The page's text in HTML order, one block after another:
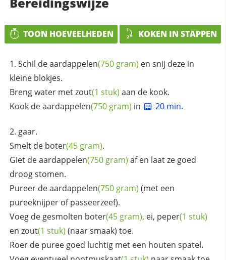
TOON HOEVEELHEDEN KOKEN IN STAPPEN
Schil deaardappelen(750 gram) en snij deze in
kleine blokjes.
Breng water metzout(1 stuk) aan de kook.
Kook deaardappelen(750 gram) in 20 min.
gaar.
Smelt de boter(45 gram).
Giet deaardappelen(750 gram) af en laat ze goed
droog stomen.
Pureer deaardappelen(750 gram) (met een
pureeknijper of passeerzeef).
Voeg de gesmolten boter(45 gram), ei, peper(1 stuk)
en zout(1 stuk) (naar smaak) toe.
Roer de puree goed luchtig met een houten spatel.